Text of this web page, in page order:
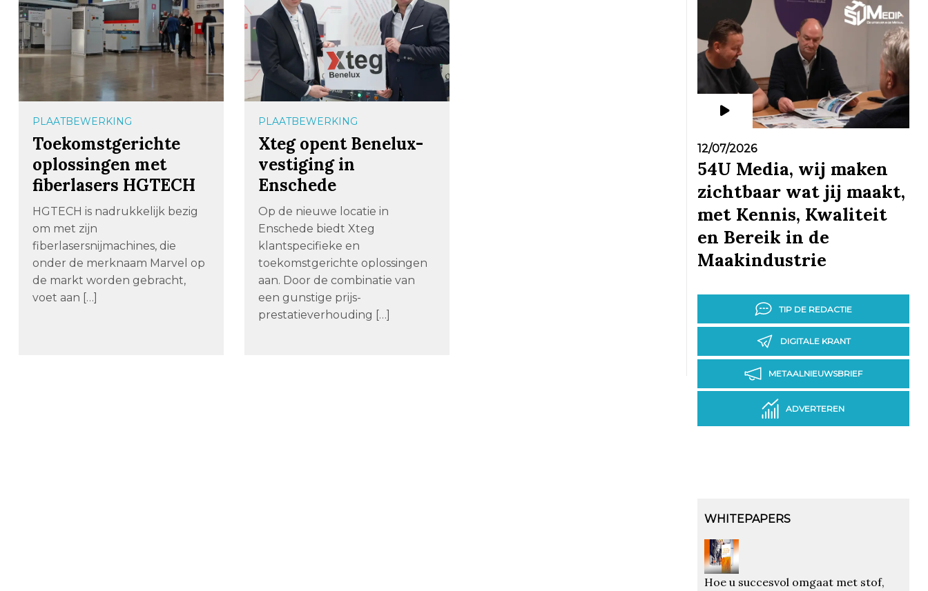
PLAATBEWERKING
Toekomstgerichte
oplossingen met
fiberlasers HGTECH
HGTECH is nadrukkelijk bezig
om met zijn
fiberlasersnijmachines, die
onder de merknaam Marvel op
de markt worden gebracht,
voet aan […]
PLAATBEWERKING
Xteg opent Benelux-
vestiging in
Enschede
Op de nieuwe locatie in
Enschede biedt Xteg
klantspecifieke en
toekomstgerichte oplossingen
aan. Door de combinatie van
een gunstige prijs-
prestatieverhouding […]
12/07/2026
54U Media, wij maken
zichtbaar wat jij maakt,
met Kennis, Kwaliteit
en Bereik in de
Maakindustrie
TIP DE REDACTIE
DIGITALE KRANT
METAALNIEUWSBRIEF
ADVERTEREN
WHITEPAPERS
Hoe u succesvol omgaat met stof,